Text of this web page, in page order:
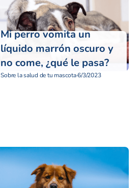
Mi perro vomita un
líquido marrón oscuro y
no come, ¿qué le pasa?
Sobre la salud de tu mascota·6/3/2023